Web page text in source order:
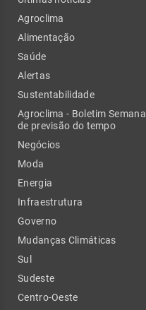
Agroclima
Alimentação
Saúde
Alertas
Sustentabilidade
Agroclima - Boletim Semanal
de previsão do tempo
Negócios
Moda
Energia
Infraestrutura
Governo
Mudanças Climáticas
Sul
Sudeste
Centro-Oeste